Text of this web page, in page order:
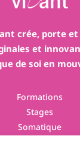
crée, porte
et
de soi en
Formations
Stages
Somatique